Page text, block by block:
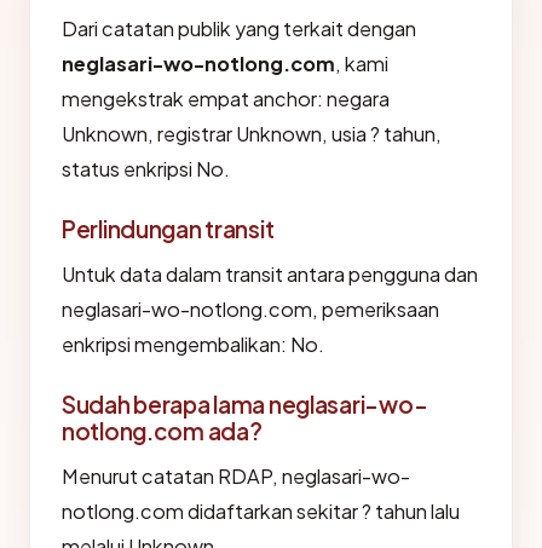
Dari catatan publik yang terkait dengan
neglasari-wo-notlong.com, kami
mengekstrak empat anchor: negara
Unknown, registrar Unknown, usia ? tahun,
status enkripsi No.
Perlindungan transit
Untuk data dalam transit antara pengguna dan
neglasari-wo-notlong.com, pemeriksaan
enkripsi mengembalikan: No.
Sudah berapa lama neglasari-wo-
notlong.com ada?
Menurut catatan RDAP, neglasari-wo-
notlong.com didaftarkan sekitar ? tahun lalu